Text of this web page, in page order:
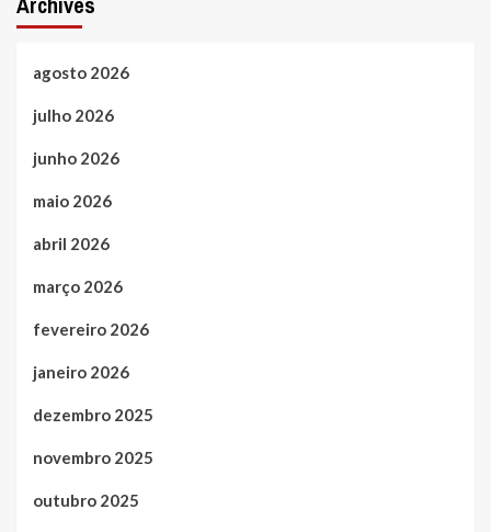
agosto 2026
julho 2026
junho 2026
maio 2026
abril 2026
março 2026
fevereiro 2026
janeiro 2026
dezembro 2025
novembro 2025
outubro 2025